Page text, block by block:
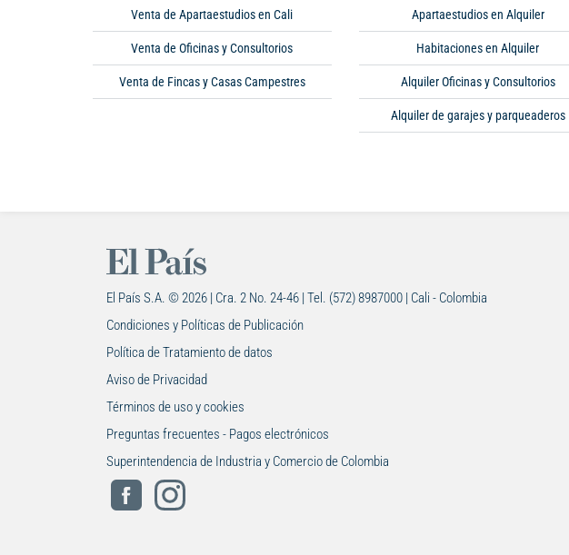
Venta de Apartaestudios en Cali
Venta de Oficinas y Consultorios
Venta de Fincas y Casas Campestres
Apartaestudios en Alquiler
Habitaciones en Alquiler
Alquiler Oficinas y Consultorios
Alquiler de garajes y parqueaderos
El País S.A. © 2026 | Cra. 2 No. 24-46 | Tel. (572) 8987000 | Cali - Colombia
Condiciones y Políticas de Publicación
Política de Tratamiento de datos
Aviso de Privacidad
Términos de uso y cookies
Preguntas frecuentes - Pagos electrónicos
Superintendencia de Industria y Comercio de Colombia